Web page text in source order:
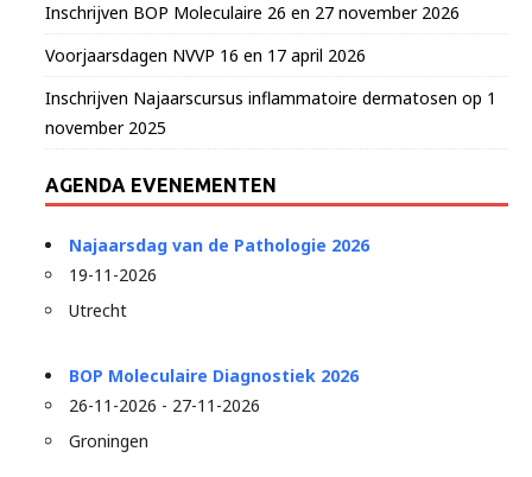
Inschrijven BOP Moleculaire 26 en 27 november 2026
Voorjaarsdagen NVVP 16 en 17 april 2026
Inschrijven Najaarscursus inflammatoire dermatosen op 1
november 2025
AGENDA EVENEMENTEN
Najaarsdag van de Pathologie 2026
19-11-2026
Utrecht
BOP Moleculaire Diagnostiek 2026
26-11-2026 - 27-11-2026
Groningen